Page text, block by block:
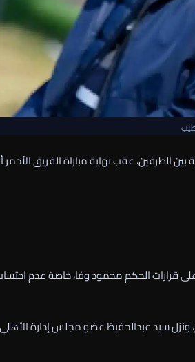
بين الطرفين، عقب نهاية مباراة الفريق
قرارات الحكم محمود وفا، خاصة عدم
سيد عبدالحفيظ عضو مجلس إدارة